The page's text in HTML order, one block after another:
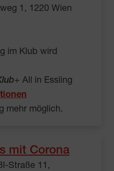
1, 1220 Wien
im Klub wird
+ All in Essling
mehr möglich.
mit Corona
Straße 11,